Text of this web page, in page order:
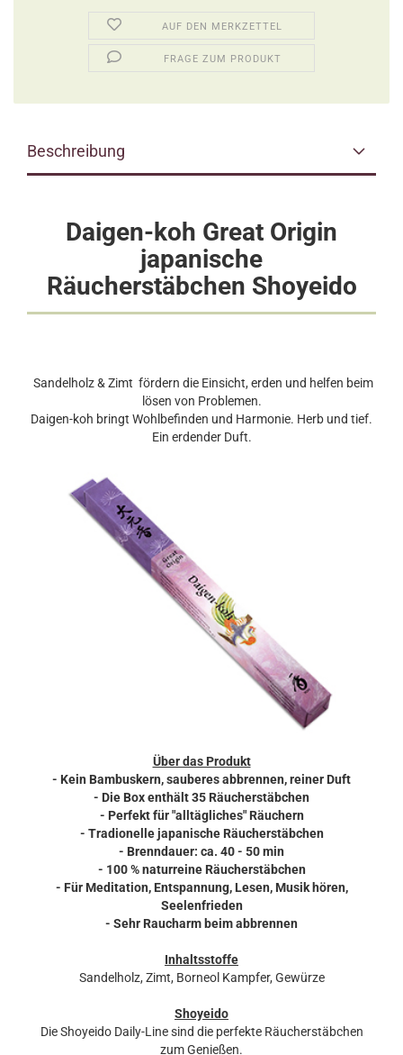
AUF DEN MERKZETTEL
FRAGE ZUM PRODUKT
Beschreibung
Daigen-koh Great Origin
japanische
Räucherstäbchen Shoyeido
Sandelholz & Zimt fördern die Einsicht, erden und helfen beim
lösen von Problemen.
Daigen-koh bringt Wohlbefinden und Harmonie. Herb und tief.
Ein erdender Duft.
Über das Produkt
- Kein Bambuskern, sauberes abbrennen, reiner Duft
- Die Box enthält 35 Räucherstäbchen
- Perfekt für "alltägliches" Räuchern
- Tradionelle japanische Räucherstäbchen
- Brenndauer: ca. 40 - 50 min
- 100 % naturreine Räucherstäbchen
- Für Meditation, Entspannung, Lesen, Musik hören,
Seelenfrieden
- Sehr Raucharm beim abbrennen
Inhaltsstoffe
Sandelholz, Zimt, Borneol Kampfer, Gewürze
Shoyeido
Die Shoyeido Daily-Line sind die perfekte Räucherstäbchen
zum Genießen.